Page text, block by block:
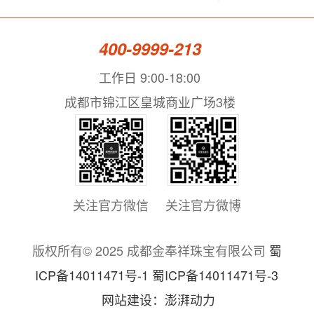
400-9999-213
工作日 9:00-18:00
成都市锦江区皇城商业广场3楼
关注官方微信 关注官方微博
版权所有© 2025 成都金奉祥珠宝有限公司 蜀
ICP备14011471号-1 蜀ICP备14011471号-3
网站建设：澎湃动力